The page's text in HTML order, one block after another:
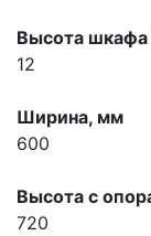
Высота шкафа
12
Ширина, мм
600
Высота с
720